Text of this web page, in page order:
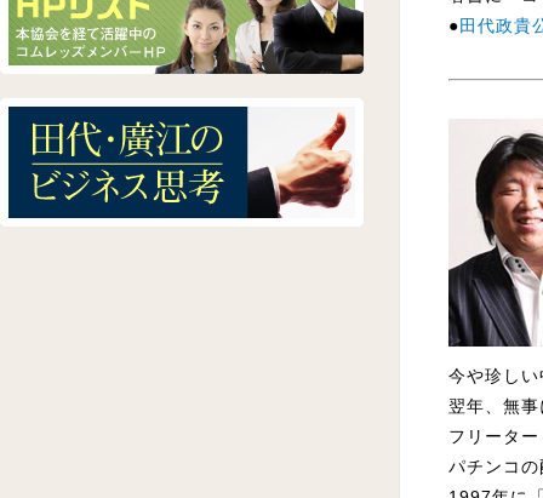
●田代政貴
今や珍し
翌年、無
フリータ
パチンコ